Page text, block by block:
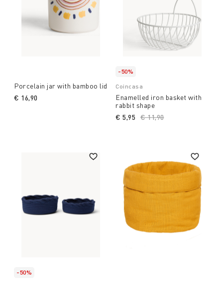
Porcelain jar with bamboo lid
€ 16,90
-50%
Coincasa
Enamelled iron basket with
rabbit shape
Price reduced from
€ 11,90to
€ 5,95
-50%